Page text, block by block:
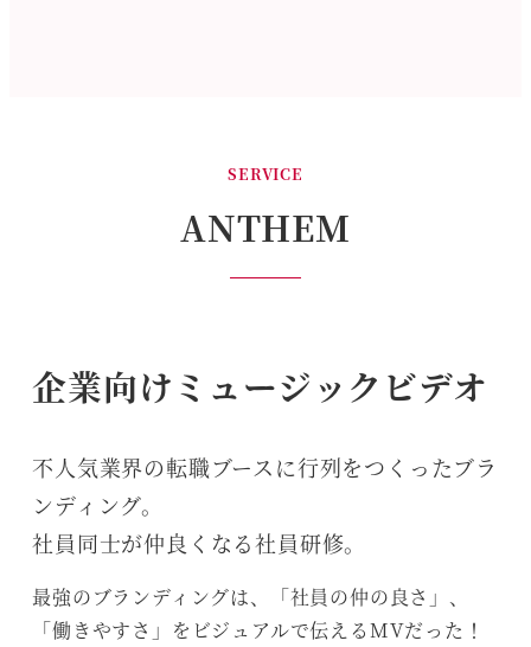
SERVICE
ANTHEM
企業向けミュージックビデオ
不人気業界の転職ブースに行列をつくったブラ
ンディング。
社員同士が仲良くなる社員研修。
最強のブランディングは、「社員の仲の良さ」、
「働きやすさ」をビジュアルで伝えるMVだった！